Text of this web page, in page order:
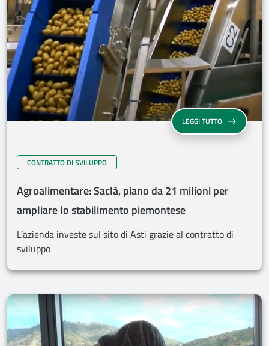
LEGGI TUTTO
CONTRATTO DI SVILUPPO
Agroalimentare: Saclà, piano da 21 milioni per
ampliare lo stabilimento piemontese
L’azienda investe sul sito di Asti grazie al contratto di
sviluppo